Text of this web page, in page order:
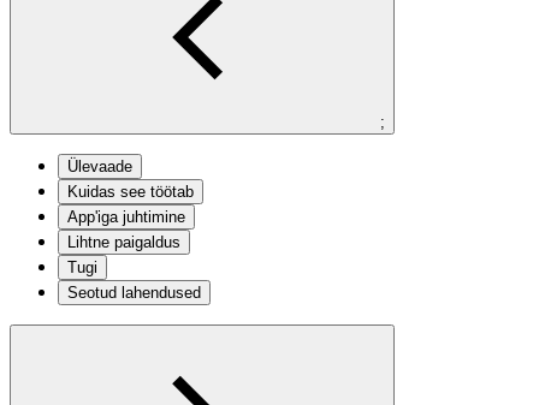
;
Ülevaade
Kuidas see töötab
App'iga juhtimine
Lihtne paigaldus
Tugi
Seotud lahendused